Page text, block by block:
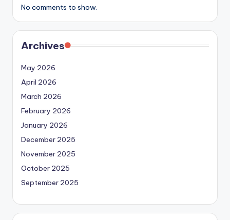
No comments to show.
Archives
May 2026
April 2026
March 2026
February 2026
January 2026
December 2025
November 2025
October 2025
September 2025